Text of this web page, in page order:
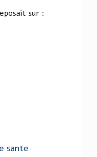
sur :
sante